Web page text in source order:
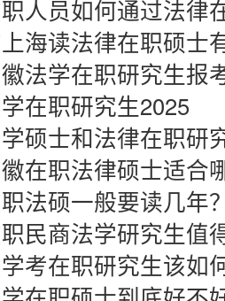
人员如何通过法律
海读法律在职硕士
法学在职研究生报考指
在职研究生2025
硕士和法律在职研究
在职法律硕士适合哪
法硕一般要读几年？
民商法学研究生值
考在职研究生该如何备